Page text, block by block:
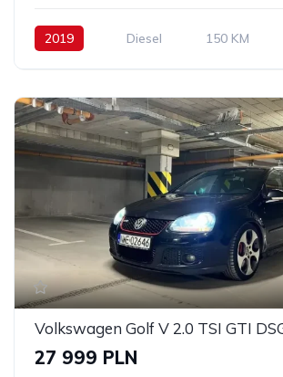
2019 Diesel 150 KM
Volkswagen Golf V 2.0 TSI GTI
27 999 PLN